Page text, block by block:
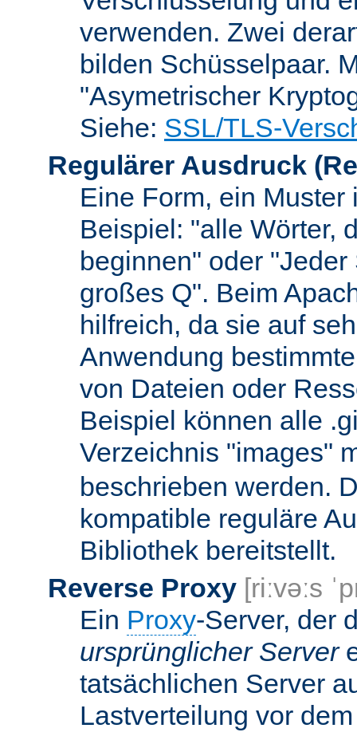
verwenden. Zwei
bilden Schüsselpaar.
"Asymetrischer
Siehe: SSL/TLS-
Regulärer Ausdruck
Eine Form, ein Muster
Beispiel: "alle Wörter,
beginnen" oder
großes Q". Beim
hilfreich, da sie auf
Anwendung
von Dateien oder
Beispiel können alle
Verzeichnis "images"
beschrieben werden.
kompatible reguläre
Bibliothek bereitstellt.
Reverse Proxy [riːvəːs
Ein Proxy-Server, der
ursprünglicher Server
tatsächlichen Server
Lastverteilung vor